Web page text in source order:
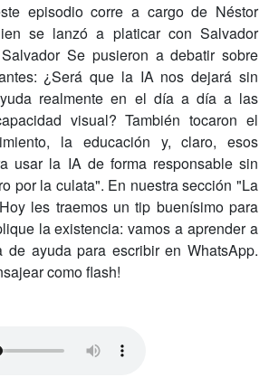
episodio corre a cargo de Néstor
se lanzó a platicar con Salvador
Se pusieron a debatir sobre
¿Será que la IA nos dejará sin
realmente en el día a día a las
visual? También tocaron el
la educación y, claro, esos
usar la IA de forma responsable sin
por la culata". En nuestra sección "La
les traemos un tip buenísimo para
la existencia: vamos a aprender a
de ayuda para escribir en WhatsApp.
como flash!